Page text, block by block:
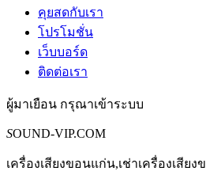
คุยสดกับเรา
โปรโมชั่น
เว็บบอร์ด
ติดต่อเรา
ผู้มาเยือน กรุณาเข้าระบบ
SOUND-VIP.COM
เครื่องเสียงขอนแก่น,เช่าเครื่องเสียง